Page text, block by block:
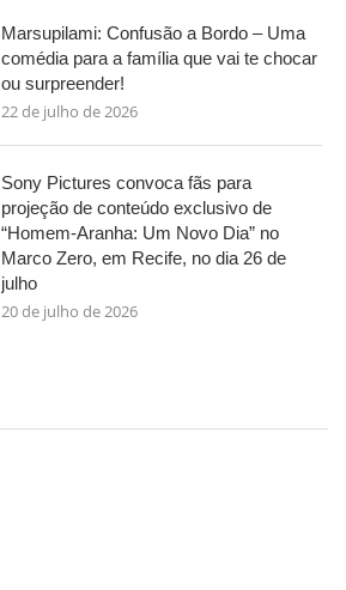
Marsupilami: Confusão a Bordo – Uma
comédia para a família que vai te chocar
ou surpreender!
22 de julho de 2026
Sony Pictures convoca fãs para
projeção de conteúdo exclusivo de
“Homem-Aranha: Um Novo Dia” no
Marco Zero, em Recife, no dia 26 de
julho
20 de julho de 2026